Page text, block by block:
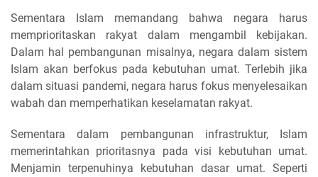
Sementara Islam memandang bahwa negara harus
memprioritaskan rakyat dalam mengambil kebijakan.
Dalam hal pembangunan misalnya, negara dalam sistem
Islam akan berfokus pada kebutuhan umat. Terlebih jika
dalam situasi pandemi, negara harus fokus menyelesaikan
wabah dan memperhatikan keselamatan rakyat.
Sementara dalam pembangunan infrastruktur, Islam
memerintahkan prioritasnya pada visi kebutuhan umat.
Menjamin terpenuhinya kebutuhan dasar umat. Seperti